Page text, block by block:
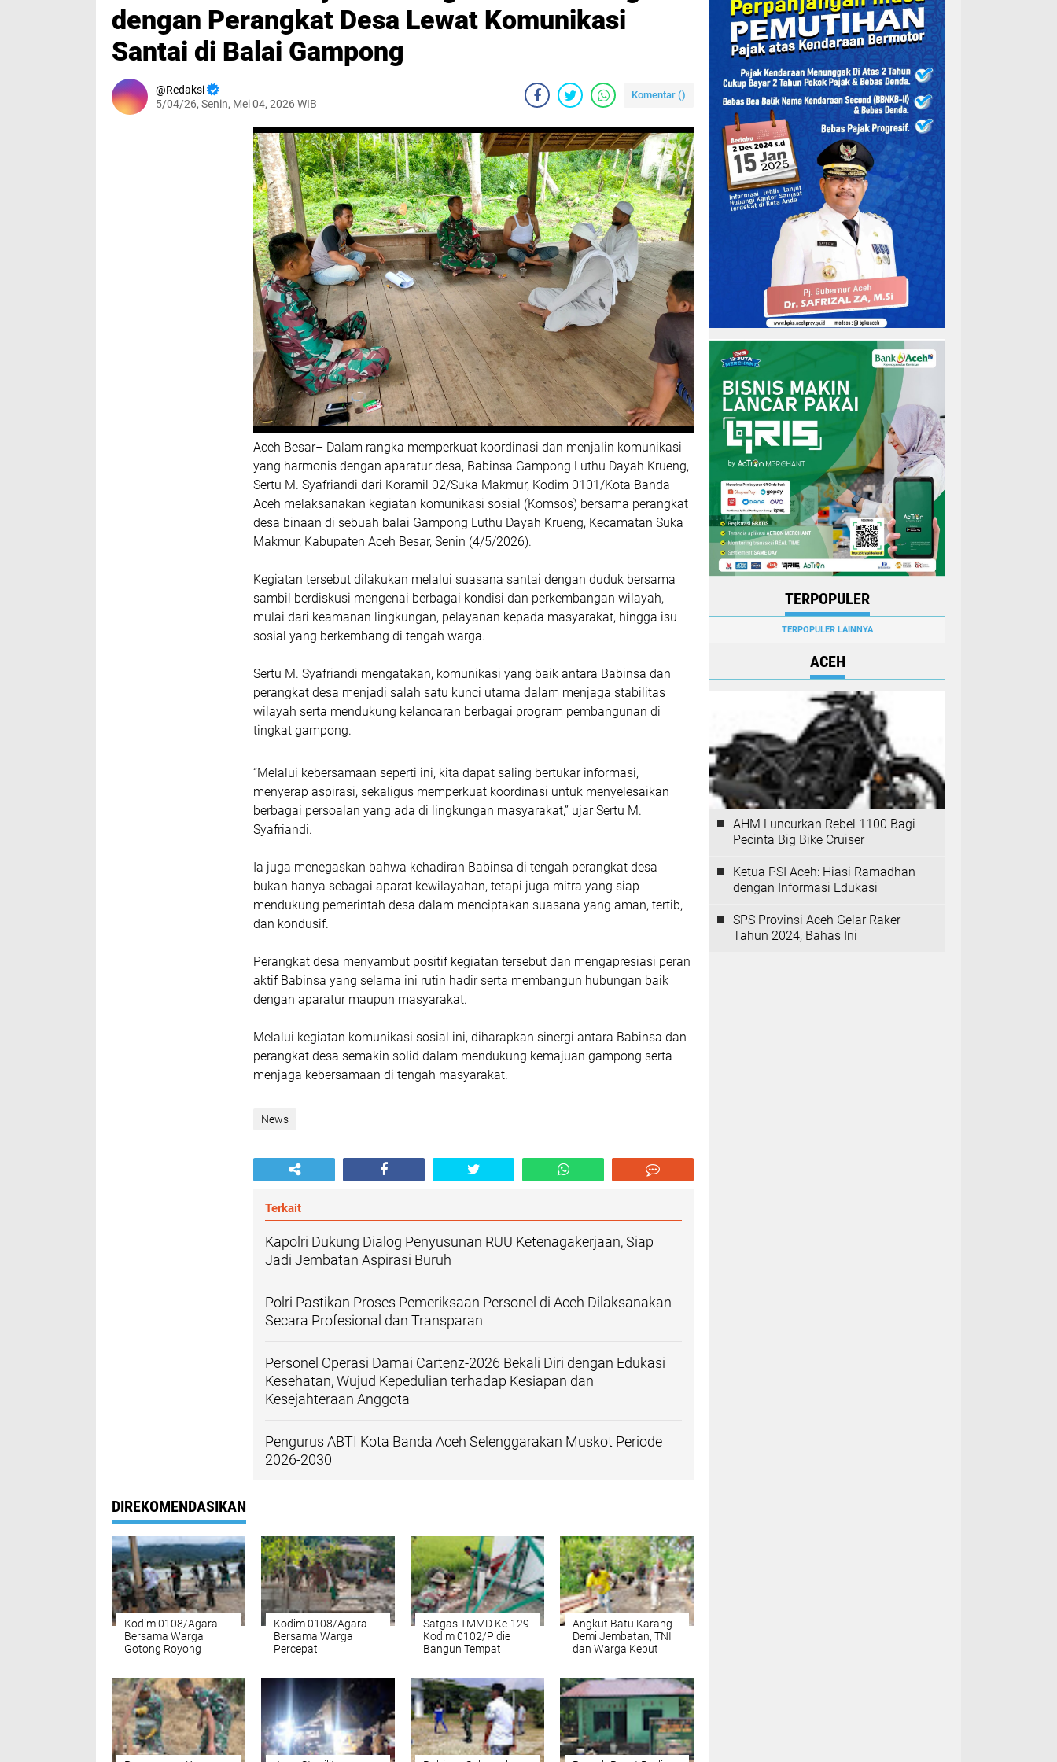
dengan Perangkat Desa Lewat Komunikasi
Santai di Balai Gampong
Redaksi
5/04/26, Senin, Mei 04, 2026 WIB
Komentar ()
Aceh Besar– Dalam rangka memperkuat koordinasi dan menjalin komunikasi
yang harmonis dengan aparatur desa, Babinsa Gampong Luthu Dayah Krueng,
Sertu M. Syafriandi dari Koramil 02/Suka Makmur, Kodim 0101/Kota Banda
Aceh melaksanakan kegiatan komunikasi sosial (Komsos) bersama perangkat
desa binaan di sebuah balai Gampong Luthu Dayah Krueng, Kecamatan Suka
Makmur, Kabupaten Aceh Besar, Senin (4/5/2026).
Kegiatan tersebut dilakukan melalui suasana santai dengan duduk bersama
sambil berdiskusi mengenai berbagai kondisi dan perkembangan wilayah,
mulai dari keamanan lingkungan, pelayanan kepada masyarakat, hingga isu
sosial yang berkembang di tengah warga.
Sertu M. Syafriandi mengatakan, komunikasi yang baik antara Babinsa dan
perangkat desa menjadi salah satu kunci utama dalam menjaga stabilitas
wilayah serta mendukung kelancaran berbagai program pembangunan di
tingkat gampong.
“Melalui kebersamaan seperti ini, kita dapat saling bertukar informasi,
menyerap aspirasi, sekaligus memperkuat koordinasi untuk menyelesaikan
berbagai persoalan yang ada di lingkungan masyarakat,” ujar Sertu M.
Syafriandi.
Ia juga menegaskan bahwa kehadiran Babinsa di tengah perangkat desa
bukan hanya sebagai aparat kewilayahan, tetapi juga mitra yang siap
mendukung pemerintah desa dalam menciptakan suasana yang aman, tertib,
dan kondusif.
Perangkat desa menyambut positif kegiatan tersebut dan mengapresiasi peran
aktif Babinsa yang selama ini rutin hadir serta membangun hubungan baik
dengan aparatur maupun masyarakat.
Melalui kegiatan komunikasi sosial ini, diharapkan sinergi antara Babinsa dan
perangkat desa semakin solid dalam mendukung kemajuan gampong serta
menjaga kebersamaan di tengah masyarakat.
News
Terkait
Kapolri Dukung Dialog Penyusunan RUU Ketenagakerjaan, Siap
Jadi Jembatan Aspirasi Buruh
Polri Pastikan Proses Pemeriksaan Personel di Aceh Dilaksanakan
Secara Profesional dan Transparan
Personel Operasi Damai Cartenz-2026 Bekali Diri dengan Edukasi
Kesehatan, Wujud Kepedulian terhadap Kesiapan dan
Kesejahteraan Anggota
Pengurus ABTI Kota Banda Aceh Selenggarakan Muskot Periode
2026-2030
DIREKOMENDASIKAN
Kodim 0108/Agara
Bersama Warga
Gotong Royong
Jembatan Gantung di
Desa Gulo Aceh
Tenggara
Kodim 0108/Agara
Bersama Warga
Percepat
Gantung di Desa
Lawe Ger-Ger Aceh
Tenggara
Satgas TMMD Ke-129
Kodim 0102/Pidie
Bangun Tempat
Masjid Al Furqan
Angkut Batu Karang
Demi Jembatan, TNI
dan Warga Kebut
Selatan
TERPOPULER
TERPOPULER LAINNYA
ACEH
AHM Luncurkan Rebel 1100 Bagi
Pecinta Big Bike Cruiser
Ketua PSI Aceh: Hiasi Ramadhan
dengan Informasi Edukasi
SPS Provinsi Aceh Gelar Raker
Tahun 2024, Bahas Ini